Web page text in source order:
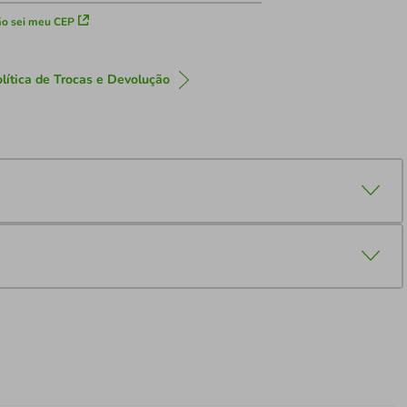
sei meu CEP
de Trocas e Devolução